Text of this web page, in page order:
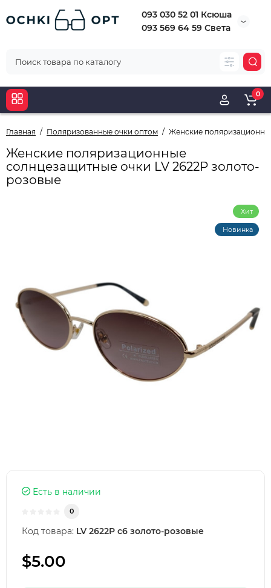
093 030 52 01 Ксюша
093 569 64 59 Света
0
Главная Поляризованные очки оптом Женские
Женские поляризационные
солнцезащитные очки LV 2622P золото-
розовые
Хит
Новинка
Есть в наличии
0
Код товара: LV 2622P c6 золото-розовые
$5.00